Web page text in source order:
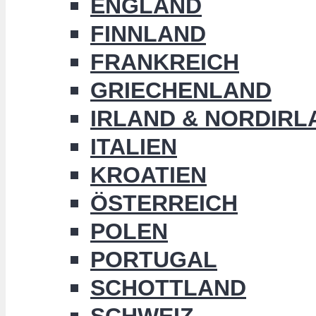
ENGLAND
FINNLAND
FRANKREICH
GRIECHENLAND
IRLAND &
ITALIEN
KROATIEN
ÖSTERREICH
POLEN
PORTUGAL
SCHOTTLAND